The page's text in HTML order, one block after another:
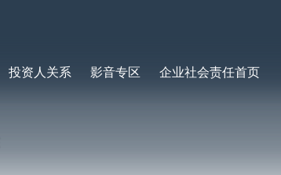
投资人关系 影音专区 企业社会责任首页